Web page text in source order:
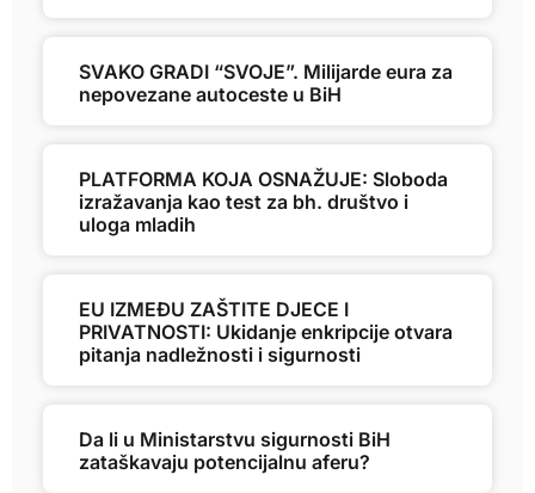
SVAKO GRADI “SVOJE”. Milijarde eura za
nepovezane autoceste u BiH
PLATFORMA KOJA OSNAŽUJE: Sloboda
izražavanja kao test za bh. društvo i
uloga mladih
EU IZMEĐU ZAŠTITE DJECE I
PRIVATNOSTI: Ukidanje enkripcije otvara
pitanja nadležnosti i sigurnosti
Da li u Ministarstvu sigurnosti BiH
zataškavaju potencijalnu aferu?